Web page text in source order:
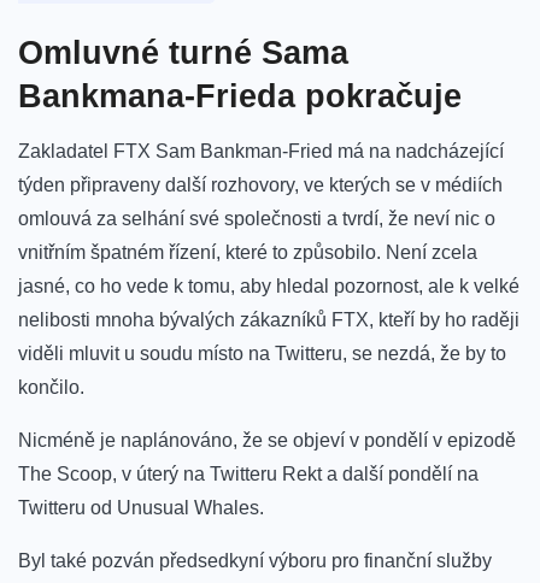
Omluvné turné Sama
Bankmana-Frieda pokračuje
Zakladatel FTX Sam Bankman-Fried má na nadcházející
týden připraveny další rozhovory, ve kterých se v médiích
omlouvá za selhání své společnosti a tvrdí, že neví nic o
vnitřním špatném řízení, které to způsobilo. Není zcela
jasné, co ho vede k tomu, aby hledal pozornost, ale k velké
nelibosti mnoha bývalých zákazníků FTX, kteří by ho raději
viděli mluvit u soudu místo na Twitteru, se nezdá, že by to
končilo.
Nicméně je naplánováno, že se objeví v pondělí v epizodě
The Scoop, v úterý na Twitteru Rekt a další pondělí na
Twitteru od Unusual Whales.
Byl také pozván předsedkyní výboru pro finanční služby